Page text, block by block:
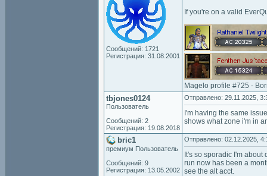
Сообщений: 1721
Регистрация: 31.08.2001
If you're on a valid
Magelo profile #725 -
tbjones0124
Пользователь
Сообщений: 2
Регистрация: 19.08.2018
Отправлено: 29.11.2025,
I'm having the same
shows what zone i'm in
bric1
премиум Пользователь
Сообщений: 9
Регистрация: 13.05.2002
Отправлено: 02.12.2025,
It's so sporadic I'm
run now has been a
see the alt acct.